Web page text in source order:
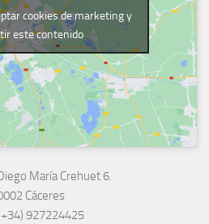
cookies de marketing y
este contenido
María Crehuet 6.
Cáceres
927224425